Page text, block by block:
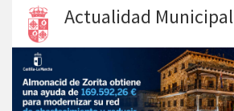
Actualidad Municipal